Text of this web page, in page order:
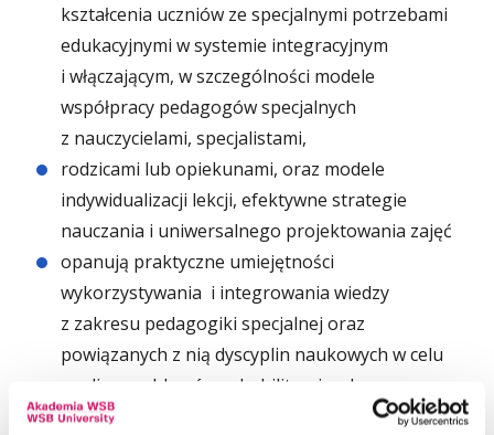
kształcenia uczniów ze specjalnymi potrzebami
edukacyjnymi w systemie integracyjnym
i włączającym, w szczególności modele
współpracy pedagogów specjalnych
z nauczycielami, specjalistami,
rodzicami lub opiekunami, oraz modele
indywidualizacji lekcji, efektywne strategie
nauczania i uniwersalnego projektowania zajęć
opanują praktyczne umiejętności
wykorzystywania i integrowania wiedzy
z zakresu pedagogiki specjalnej oraz
powiązanych z nią dyscyplin naukowych w celu
analizy problemów rehabilitacyjnych,
edukacyjnych, terapeutycznych